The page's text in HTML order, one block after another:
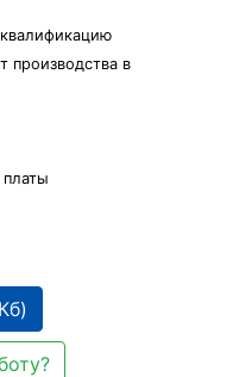
производства в
платы